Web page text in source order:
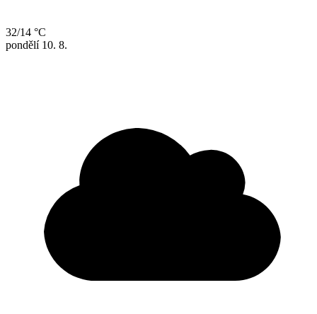
32/14 °C
pondělí 10. 8.